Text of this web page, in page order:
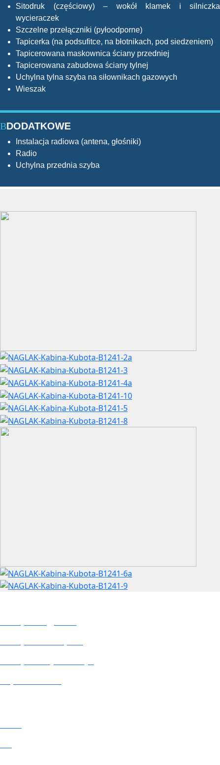
Sitodruk (częściowy) – wokół klamek i silniczka
wycieraczek
Szczelne przełączniki (pyłoodporne)
Tapicerka (na podsufitce, na błotnikach, pod siedzeniem)
Tapicerowana maskownica ściany przedniej
Tapicerowana zabudowa ściany tylnej
Uchylna tylna szyba na siłownikach gazowych
Wieszak
DODATKOWE
Instalacja radiowa (antena, głośniki)
Radio
Uchylna przednia szyba